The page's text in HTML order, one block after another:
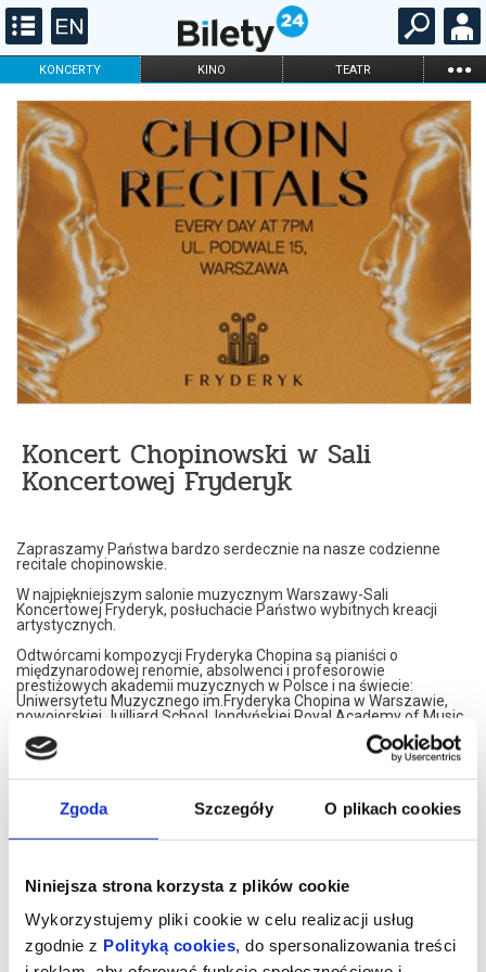
Zgoda Szczegóły O plikach cookies
Niniejsza strona korzysta z plików cookie
Wykorzystujemy pliki cookie w celu realizacji usług
zgodnie z Polityką cookies, do spersonalizowania treści
KONCERTY KINO TEATR ...
FILHARMONIA OPERA I BALET
DLA DZIECI
ONLINE KARNETY
Koncert Chopinowski w Sali
Koncertowej Fryderyk
Zapraszamy Państwa bardzo serdecznie na nasze codzienne
recitale chopinowskie.
W najpiękniejszym salonie muzycznym Warszawy-Sali
Koncertowej Fryderyk, posłuchacie Państwo wybitnych kreacji
artystycznych.
Odtwórcami kompozycji Fryderyka Chopina są pianiści o
międzynarodowej renomie, absolwenci i profesorowie
prestiżowych akademii muzycznych w Polsce i na świecie:
Uniwersytetu Muzycznego im.Fryderyka Chopina w Warszawie,
nowojorskiej Juilliard School, londyńskiej Royal Academy of Music,
Konserwatorium w Moskwie czy francuskiego Conservatoire de
Paris.
Nasi artyści przedstawiają własne interpretacje utworów
Jego kompozycje.
Artyści graja na znakomitym, koncertowym fortepianie Steinway,
Koncerty maja formę XIX spotkań muzycznych. Wnętrze,
inspirowane jest XIX wiekiem, stąd eleganckie, kryształowe
żyrandole i stylowe dodatki XIX wiecznych designerów. Sala
Koncertowa Fryderyk została uznana za najpiękniejszą sale
kameralną w Warszawie.